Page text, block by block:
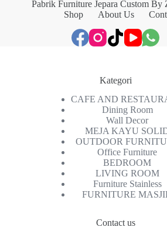
Pabrik Furniture Jepara Custom By
Shop
About Us
Kategori
CAFE AND
Dining Room
Wall Decor
MEJA KAYU
OUTDOOR
Office Furniture
BEDROOM
LIVING ROOM
Furniture Stainless
FURNITURE
Contact us